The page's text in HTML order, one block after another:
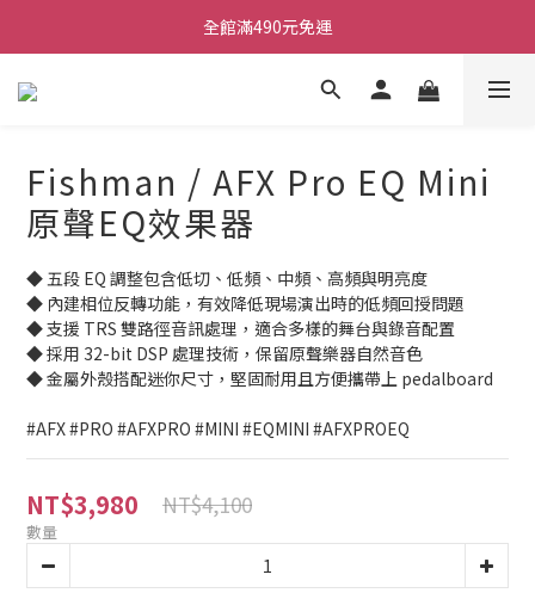
ATB會員 滿20000折1000 滿10000折500 滿5000折250
全館滿490元免運
單顆效果器最低44折
Fishman / AFX Pro EQ Mini
原聲EQ效果器
◆ 五段 EQ 調整包含低切、低頻、中頻、高頻與明亮度
◆ 內建相位反轉功能，有效降低現場演出時的低頻回授問題
◆ 支援 TRS 雙路徑音訊處理，適合多樣的舞台與錄音配置
◆ 採用 32-bit DSP 處理技術，保留原聲樂器自然音色
◆ 金屬外殼搭配迷你尺寸，堅固耐用且方便攜帶上 pedalboard
#AFX #PRO #AFXPRO #MINI #EQMINI #AFXPROEQ
NT$3,980 NT$4,100
數量